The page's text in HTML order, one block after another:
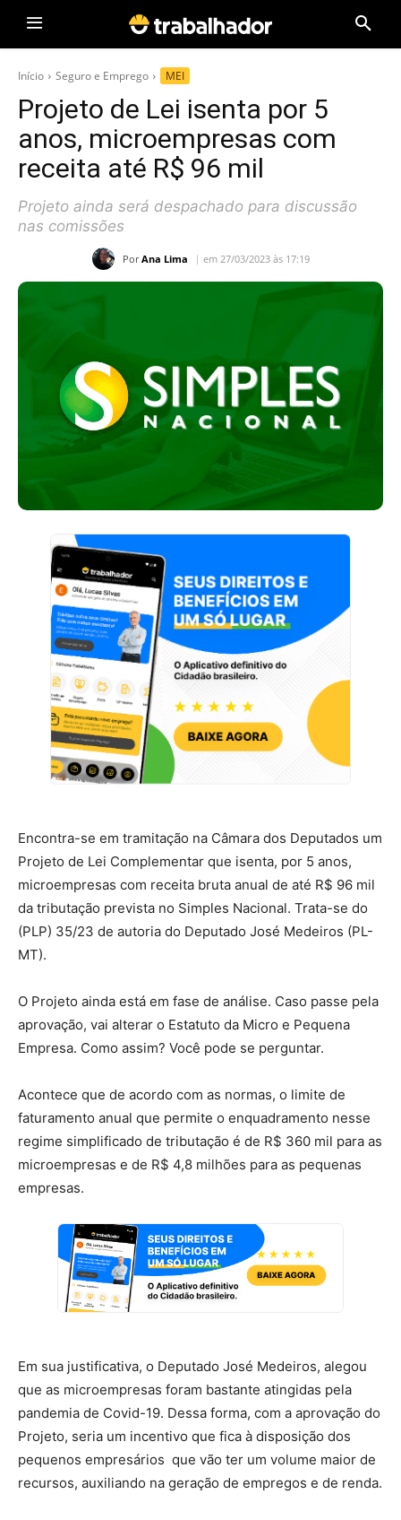
Início Seguro e Emprego MEI
Projeto de Lei isenta por 5
anos, microempresas com
receita até R$ 96 mil
Projeto ainda será despachado para discussão
nas comissões
Por Ana Lima em 27/03/2023 às 17:19
Encontra-se em tramitação na Câmara dos Deputados um
Projeto de Lei Complementar que isenta, por 5 anos,
microempresas com receita bruta anual de até R$ 96 mil
da tributação prevista no Simples Nacional. Trata-se do
(PLP) 35/23 de autoria do Deputado José Medeiros (PL-
MT).
O Projeto ainda está em fase de análise. Caso passe pela
aprovação, vai alterar o Estatuto da Micro e Pequena
Empresa. Como assim? Você pode se perguntar.
Acontece que de acordo com as normas, o limite de
faturamento anual que permite o enquadramento nesse
regime simplificado de tributação é de R$ 360 mil para as
microempresas e de R$ 4,8 milhões para as pequenas
empresas.
Em sua justificativa, o Deputado José Medeiros, alegou
que as microempresas foram bastante atingidas pela
pandemia de Covid-19. Dessa forma, com a aprovação do
Projeto, seria um incentivo que fica à disposição dos
pequenos empresários que vão ter um volume maior de
recursos, auxiliando na geração de empregos e de renda.